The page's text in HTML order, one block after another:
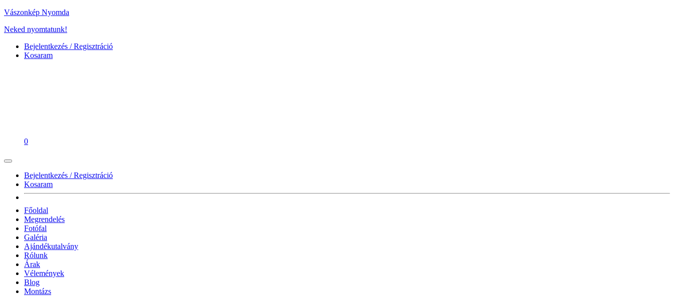
Vászonkép Nyomda
Neked nyomtatunk!
Bejelentkezés / Regisztráció
Kosaram
0
Bejelentkezés / Regisztráció
Kosaram
Főoldal
Megrendelés
Fotófal
Galéria
Ajándékutalvány
Rólunk
Árak
Vélemények
Blog
Montázs